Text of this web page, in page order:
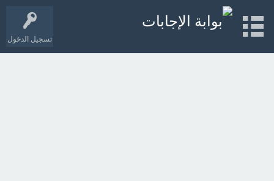
تسجيل الدخول